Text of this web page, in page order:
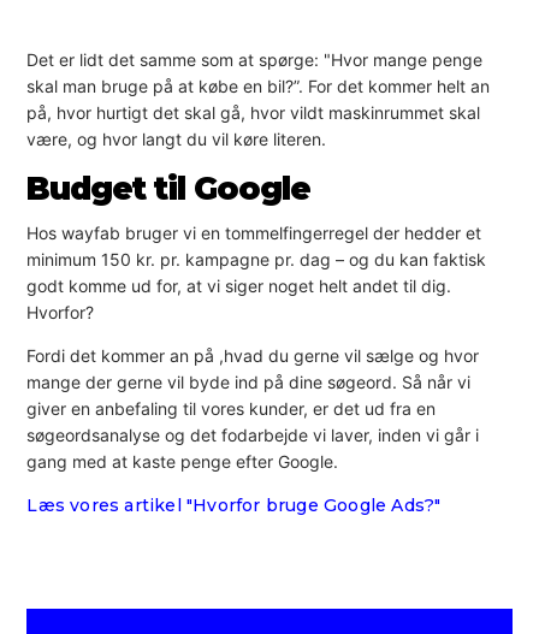
Det er lidt det samme som at spørge: "Hvor mange penge
skal man bruge på at købe en bil?”. For det kommer helt an
på, hvor hurtigt det skal gå, hvor vildt maskinrummet skal
være, og hvor langt du vil køre literen.
Budget til Google
Hos wayfab bruger vi en tommelfingerregel der hedder et
minimum 150 kr. pr. kampagne pr. dag – og du kan faktisk
godt komme ud for, at vi siger noget helt andet til dig.
Hvorfor?
Fordi det kommer an på ,hvad du gerne vil sælge og hvor
mange der gerne vil byde ind på dine søgeord. Så når vi
giver en anbefaling til vores kunder, er det ud fra en
søgeordsanalyse og det fodarbejde vi laver, inden vi går i
gang med at kaste penge efter Google.
Læs vores artikel "Hvorfor bruge Google Ads?"